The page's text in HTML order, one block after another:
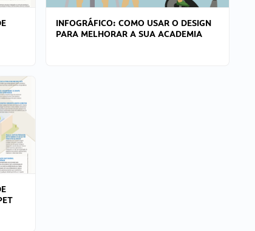
INFOGRÁFICO: COMO USAR O DESIGN
PARA MELHORAR A SUA ACADEMIA